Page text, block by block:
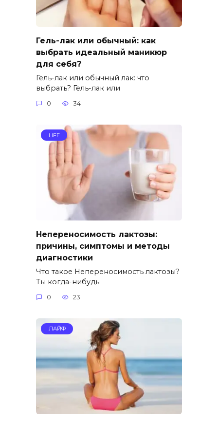
Гель-лак или обычный: как
выбрать идеальный маникюр
для себя?
Гель-лак или обычный лак: что
выбрать? Гель-лак или
0 34
LIFE
Непереносимость лактозы:
причины, симптомы и методы
диагностики
Что такое Непереносимость лактозы?
Ты когда-нибудь
0 23
ЛАЙФ